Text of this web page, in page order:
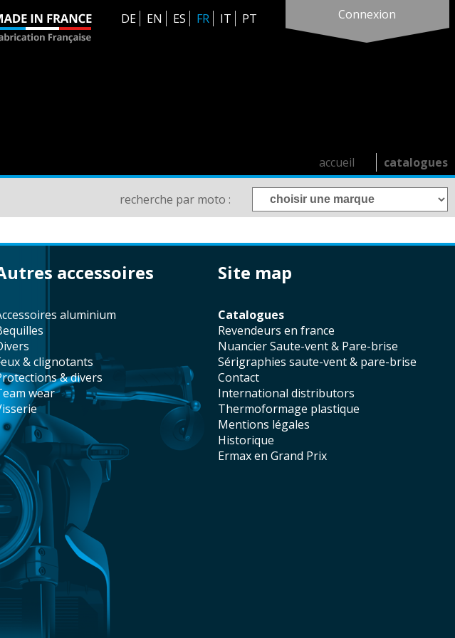
DE EN ES FR IT PT Connexion
catalogues
accueil
recherche par moto :
autres accessoires
accessoires aluminium
bequilles
divers
feux & clignotants
protections & divers
team wear
visserie
site map
catalogues
revendeurs en france
Nuancier Saute-vent & Pare-brise
sérigraphies saute-vent & pare-brise
contact
international distributors
thermoformage plastique
mentions légales
historique
Ermax en Grand Prix